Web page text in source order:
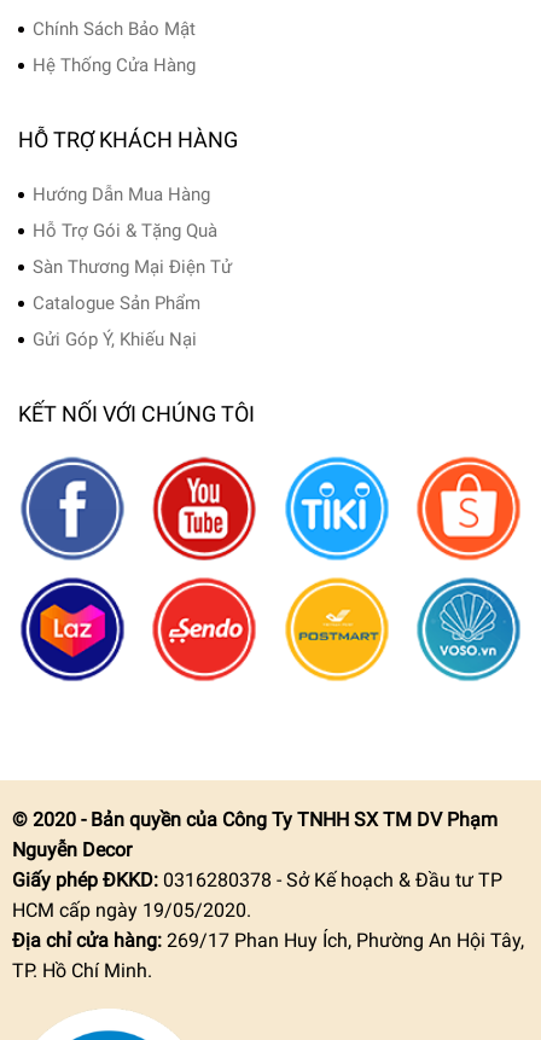
Chính Sách Bảo Mật
Hệ Thống Cửa Hàng
HỖ TRỢ KHÁCH HÀNG
Hướng Dẫn Mua Hàng
Hỗ Trợ Gói & Tặng Quà
Sàn Thương Mại Điện Tử
Catalogue Sản Phẩm
Gửi Góp Ý, Khiếu Nại
KẾT NỐI VỚI CHÚNG TÔI
© 2020 - Bản quyền của Công Ty TNHH SX TM DV Phạm
Nguyễn Decor
Giấy phép ĐKKD:0316280378 - Sở Kế hoạch & Đầu tư TP
HCM cấp ngày 19/05/2020.
Địa chỉ cửa hàng: 269/17 Phan Huy Ích, Phường An Hội Tây,
TP. Hồ Chí Minh.